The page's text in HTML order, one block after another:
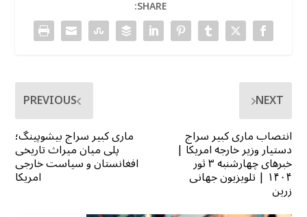
SHARE:
PREVIOUS
ماری کبیر سراج بیشوپینگ؛
پلی میان میراث تاریخی
افغانستان و سیاست خارجی
امریکا
NEXT
انتصاب ماری کبیر سراج
دستیار وزیر خارجه امریکا |
خبرهای چهارشنبه ۳ ثور
۱۴۰۴ | تلویزیون جهانی
زرین